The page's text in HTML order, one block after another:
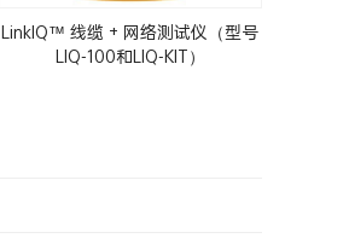
LinkIQ™ 线缆 + 网络测试仪（型号
LIQ-100和LIQ-KIT）